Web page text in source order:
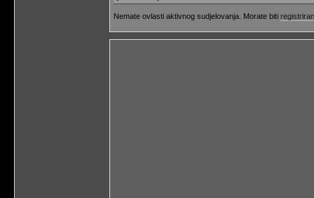
Nemate ovlasti aktivnog sudjelovanja. Morate biti